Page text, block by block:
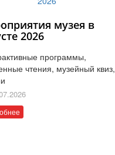
музея в
2026
программы,
чтения, музейный квиз,